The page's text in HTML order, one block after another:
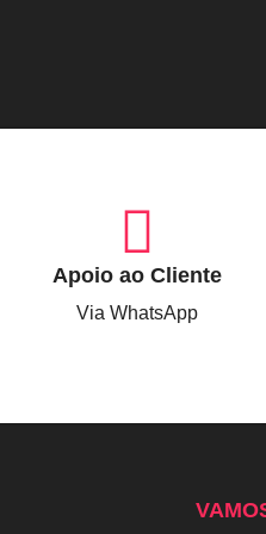
Apoio ao Cliente
Via WhatsApp